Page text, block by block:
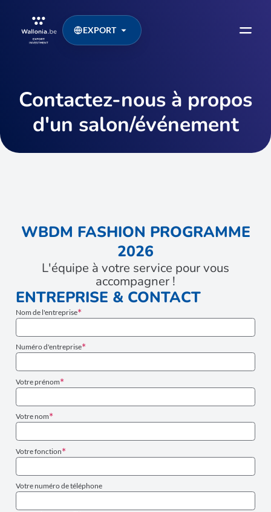
EXPORT
Contactez-nous à propos
d'un salon/événement
WBDM FASHION PROGRAMME
2026
L'équipe à votre service pour vous
accompagner !
ENTREPRISE & CONTACT
Nom de l'entreprise
Numéro d'entreprise
Votre prénom
Votre nom
Votre fonction
Votre numéro de téléphone